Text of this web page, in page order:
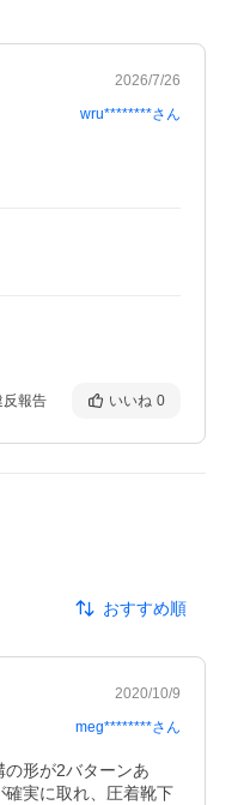
2026/7/26
wru********さん
反報告 いいね 0
おすすめ順
2020/10/9
meg********さん
形が2バターンあ
実に取れ、圧着靴下